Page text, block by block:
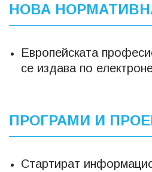
НОВА
Европейската
се издава по
ПРОГРАМИ И
Стартират